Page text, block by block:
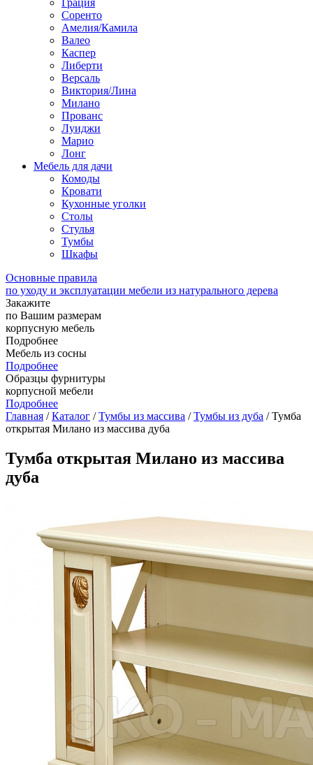
Грация
Соренто
Амелия/Камила
Валео
Каспер
Либерти
Версаль
Виктория/Лина
Милано
Прованс
Луиджи
Марио
Лонг
Мебель для дачи
Комоды
Кровати
Кухонные уголки
Столы
Стулья
Тумбы
Шкафы
Основные правила
по уходу и эксплуатации мебели из натурального дерева
Закажите
по Вашим размерам
корпусную мебель
Подробнее
Мебель из сосны
Подробнее
Образцы фурнитуры
корпусной мебели
Подробнее
Главная /Каталог /Тумбы из массива /Тумбы из дуба / Тумба
открытая Милано из массива дуба
Тумба открытая Милано из массива
дуба